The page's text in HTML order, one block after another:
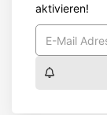
aktivieren!